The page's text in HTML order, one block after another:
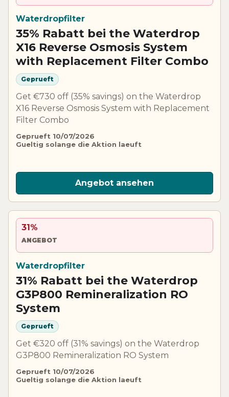
Waterdropfilter
35% Rabatt bei the Waterdrop
X16 Reverse Osmosis System
with Replacement Filter Combo
Geprueft
Get €730 off (35% savings) on the Waterdrop
X16 Reverse Osmosis System with Replacement
Filter Combo
Geprueft 10/07/2026
Gueltig solange die Aktion laeuft
Angebot ansehen
31%
ANGEBOT
Waterdropfilter
31% Rabatt bei the Waterdrop
G3P800 Remineralization RO
System
Geprueft
Get €320 off (31% savings) on the Waterdrop
G3P800 Remineralization RO System
Geprueft 10/07/2026
Gueltig solange die Aktion laeuft